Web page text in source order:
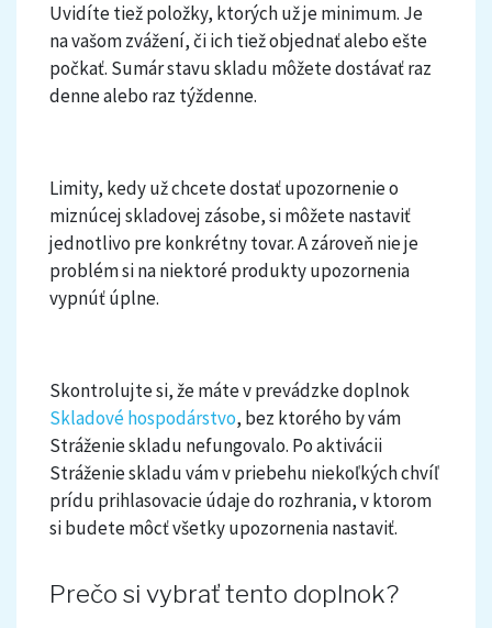
Uvidíte tiež položky, ktorých už je minimum. Je
na vašom zvážení, či ich tiež objednať alebo ešte
počkať. Sumár stavu skladu môžete dostávať raz
denne alebo raz týždenne.
Limity, kedy už chcete dostať upozornenie o
miznúcej skladovej zásobe, si môžete nastaviť
jednotlivo pre konkrétny tovar. A zároveň nie je
problém si na niektoré produkty upozornenia
vypnúť úplne.
Skontrolujte si, že máte v prevádzke doplnok
Skladové hospodárstvo, bez ktorého by vám
Stráženie skladu nefungovalo. Po aktivácii
Stráženie skladu vám v priebehu niekoľkých chvíľ
prídu prihlasovacie údaje do rozhrania, v ktorom
si budete môcť všetky upozornenia nastaviť.
Prečo si vybrať tento doplnok?